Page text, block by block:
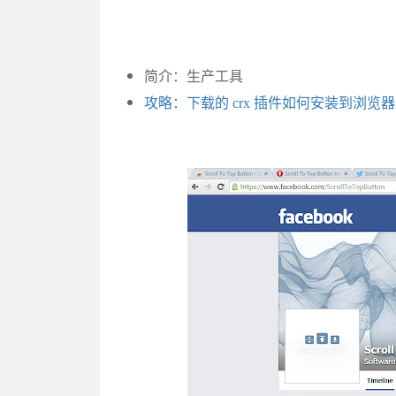
简介：生产工具
攻略：下载的 crx 插件如何安装到浏览